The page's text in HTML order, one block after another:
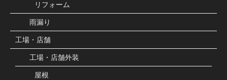
リフォーム
雨漏り
工場・店舗
工場・店舗外装
屋根